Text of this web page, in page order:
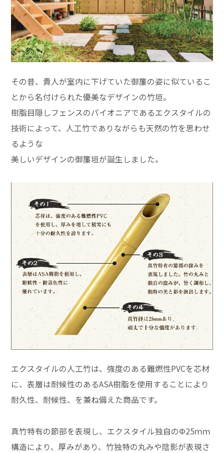
その昔、貴人が室内に下げていた御簾の姿に似ているこ
とから名付けられた優美なデザインの竹垣。
樹脂目隠しフェンスのパイオニアであるエクスタイルの
技術によって、人工竹でありながらも天然の竹を思わせ
るような
美しいデザインの御簾垣が誕生しました。
エクスタイルの人工竹は、強度のある難燃性PVCを芯材
に、表層は耐候性のあるASA樹脂を使用することにより
耐久性、耐候性、を兼ね備えた商品です。
真竹特有の節部を表現し、エクスタイル独自のΦ25ｍｍ
構造により、厚みがあり、竹独特の丸みや陰影が表現さ